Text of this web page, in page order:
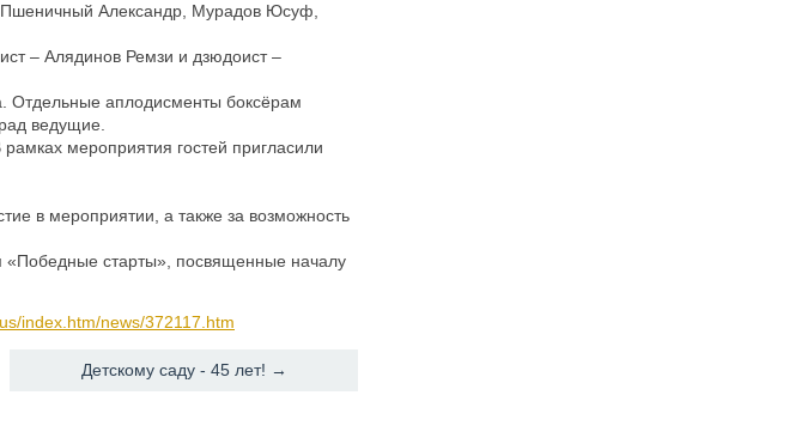
Александр, Мурадов Юсуф,
– Алядинов Ремзи и дзюдоист –
Отдельные аплодисменты боксёрам
ведущие.
мероприятия гостей пригласили
в мероприятии, а также за возможность
«Победные старты», посвященные началу
index.htm/news/372117.htm
Детскому саду - 45 лет! →